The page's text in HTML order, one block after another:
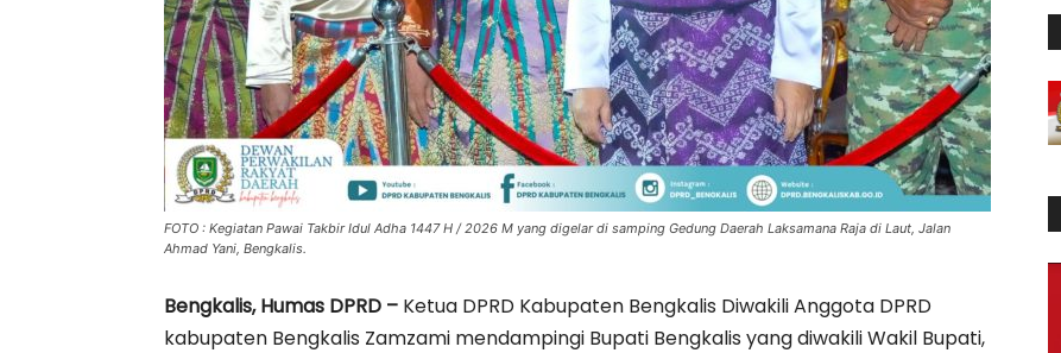
FOTO : Kegiatan Pawai Takbir Idul Adha 1447 H / 2026 M yang digelar di samping Gedung Daerah Laksamana Raja di Laut, Jalan
Ahmad Yani, Bengkalis.
Bengkalis, Humas DPRD – Ketua DPRD Kabupaten Bengkalis Diwakili Anggota DPRD
kabupaten Bengkalis Zamzami mendampingi Bupati Bengkalis yang diwakili Wakil Bupati,